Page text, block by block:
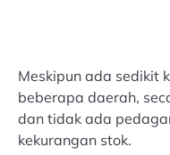
Meskipun ada sedikit
beberapa daerah,
dan tidak ada
kekurangan stok.